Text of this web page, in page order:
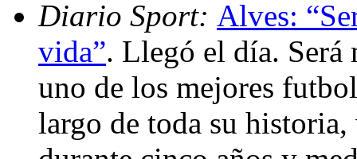
Diario Sport: Alves:
vida”. Llegó el día. Será
uno de los mejores
largo de toda su